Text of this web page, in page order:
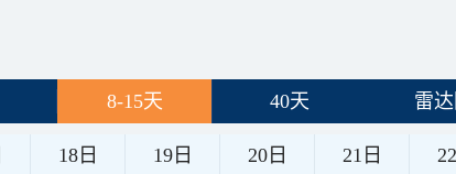
8-15天 40天 雷达
18日 19日 20日 21日